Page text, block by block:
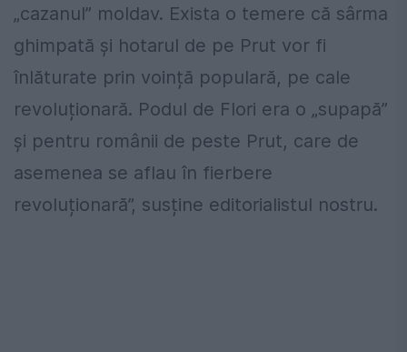
„cazanul” moldav. Exista o temere că sârma
ghimpată și hotarul de pe Prut vor fi
înlăturate prin voință populară, pe cale
revoluționară. Podul de Flori era o „supapă”
și pentru românii de peste Prut, care de
asemenea se aflau în fierbere
revoluționară”, susține editorialistul nostru.